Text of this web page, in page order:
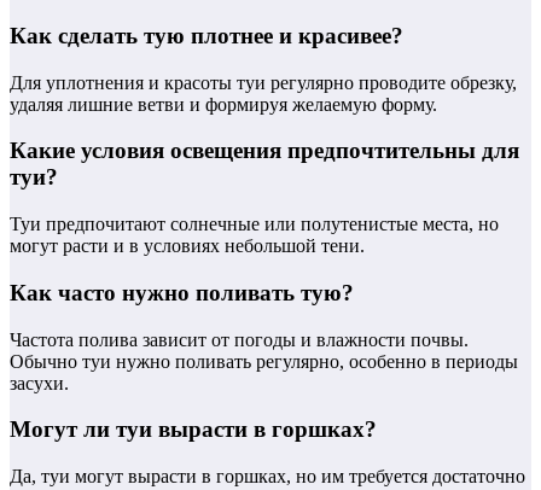
Как сделать тую плотнее и красивее?
Для уплотнения и красоты туи регулярно проводите обрезку,
удаляя лишние ветви и формируя желаемую форму.
Какие условия освещения предпочтительны для
туи?
Туи предпочитают солнечные или полутенистые места, но
могут расти и в условиях небольшой тени.
Как часто нужно поливать тую?
Частота полива зависит от погоды и влажности почвы.
Обычно туи нужно поливать регулярно, особенно в периоды
засухи.
Могут ли туи вырасти в горшках?
Да, туи могут вырасти в горшках, но им требуется достаточно